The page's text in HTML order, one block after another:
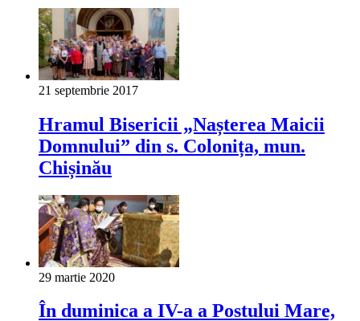
21 septembrie 2017
Hramul Bisericii „Nașterea Maicii
Domnului” din s. Colonița, mun.
Chișinău
29 martie 2020
În duminica a IV-a a Postului Mare,